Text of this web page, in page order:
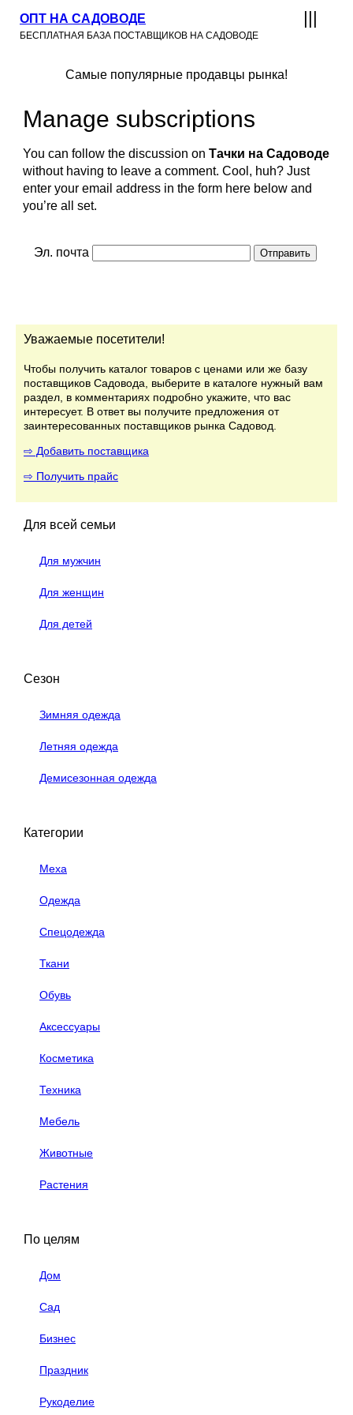
ОПТ НА САДОВОДЕ
БЕСПЛАТНАЯ БАЗА ПОСТАВЩИКОВ НА САДОВОДЕ
Самые популярные продавцы рынка!
Manage subscriptions
You can follow the discussion on Тачки на Садоводе
without having to leave a comment. Cool, huh? Just
enter your email address in the form here below and
you’re all set.
Эл. почта
Уважаемые посетители!
Чтобы получить каталог товаров с ценами или же базу
поставщиков Садовода, выберите в каталоге нужный вам
раздел, в комментариях подробно укажите, что вас
интересует. В ответ вы получите предложения от
заинтересованных поставщиков рынка Садовод.
⇨ Добавить поставщика
⇨ Получить прайс
Для всей семьи
Для мужчин
Для женщин
Для детей
Сезон
Зимняя одежда
Летняя одежда
Демисезонная одежда
Категории
Меха
Одежда
Спецодежда
Ткани
Обувь
Аксессуары
Косметика
Техника
Мебель
Животные
Растения
По целям
Дом
Сад
Бизнес
Праздник
Рукоделие